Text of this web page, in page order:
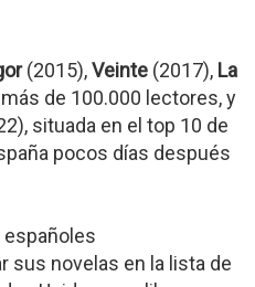
(2015),Veinte (2017), La
de 100.000 lectores, y
situada en el top 10 de
pocos días después
sus novelas en la lista de